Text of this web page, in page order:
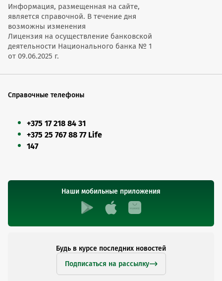
Информация, размещенная на сайте,
является справочной. В течение дня
возможны изменения
Лицензия на осуществление банковской
деятельности Национального банка № 1
от 09.06.2025 г.
Справочные телефоны
+375 17 218 84 31
+375 25 767 88 77 Life
147
Наши мобильные приложения
Будь в курсе последних новостей
Подписаться на рассылку